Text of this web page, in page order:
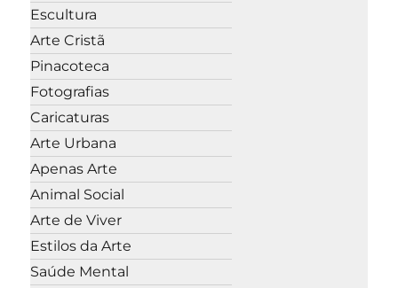
Escultura
Arte Cristã
Pinacoteca
Fotografias
Caricaturas
Arte Urbana
Apenas Arte
Animal Social
Arte de Viver
Estilos da Arte
Saúde Mental